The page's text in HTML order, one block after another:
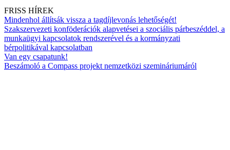
FRISS HÍREK
Mindenhol állítsák vissza a tagdíjlevonás lehetőségét!
Szakszervezeti konföderációk alapvetései a szociális párbeszéddel, a
munkaügyi kapcsolatok rendszerével és a kormányzati
bérpolitikával kapcsolatban
Van egy csapatunk!
Beszámoló a Compass projekt nemzetközi szemináriumáról